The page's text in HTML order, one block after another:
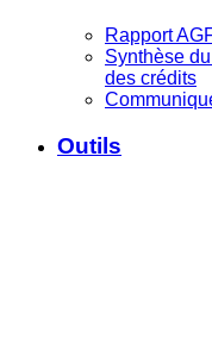
Rapport
Synthèse
des crédits
Outils